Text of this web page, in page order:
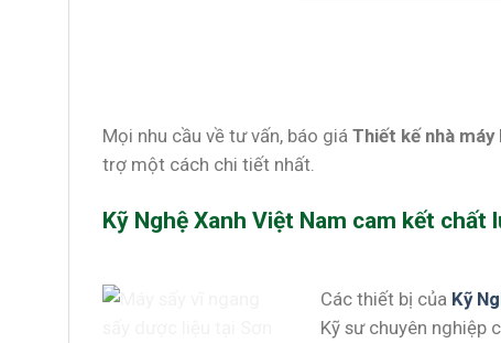
Mọi nhu cầu về tư vấn, báo giá Thiết kế nhà
trợ một cách chi tiết nhất.
Kỹ Nghệ Xanh Việt Nam cam kết
Các thiết bị của Kỹ
Kỹ sư chuyên nghiệp